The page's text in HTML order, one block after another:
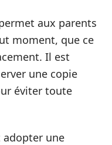
aux parents
moment, que ce
Il est
une copie
éviter toute
adopter une